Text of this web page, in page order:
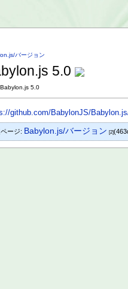
バージョン
5.0
5.0
github.com/BabylonJS/
ージ: Babylon.js/バージョン [2]